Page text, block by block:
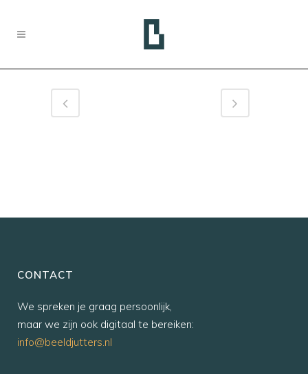
CONTACT
We spreken je graag persoonlijk,
maar we zijn ook digitaal te bereiken:
info@beeldjutters.nl